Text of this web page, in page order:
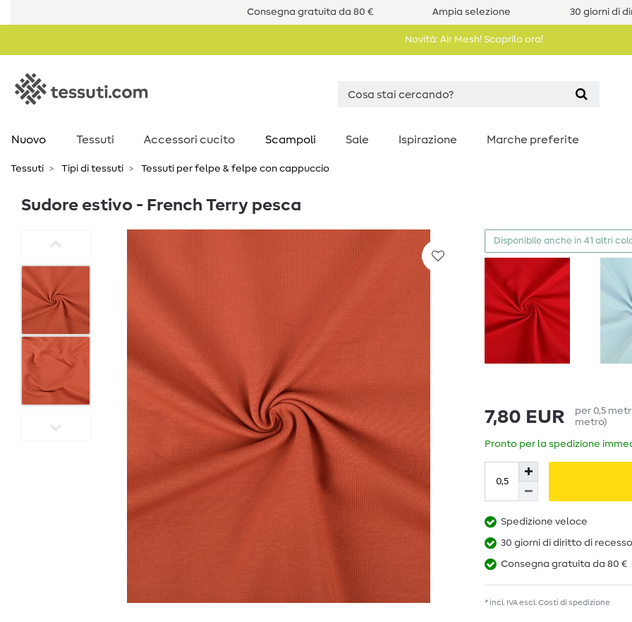
Consegna gratuita da 80 € Ampia selezione 30 giorni di
Novità: Air Mesh! Scoprilo ora!
Nuovo Tessuti Accessori cucito Scampoli Sale Ispirazione Marche preferite
Tessuti Tipi di tessuti Tessuti per felpe & felpe con cappuccio
Sudore estivo - French Terry pesca
Disponibile anche in 41 altri
7,80 EUR per 0,5
metro)
Pronto per la spedizione
Spedizione veloce
30 giorni di diritto di recesso
Consegna gratuita da 80 €
* incl. IVA escl. Costi di spedizione